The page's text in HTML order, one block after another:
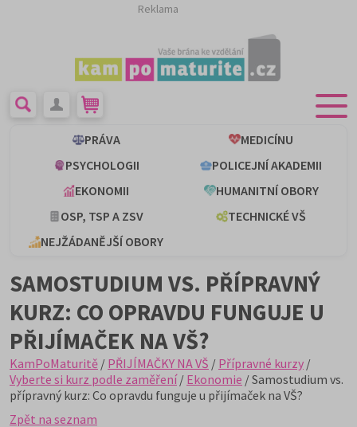
Reklama
PRÁVA
MEDICÍNU
PSYCHOLOGII
POLICEJNÍ AKADEMII
EKONOMII
HUMANITNÍ OBORY
OSP, TSP A ZSV
TECHNICKÉ VŠ
NEJŽÁDANĚJŠÍ OBORY
SAMOSTUDIUM VS. PŘÍPRAVNÝ
KURZ: CO OPRAVDU FUNGUJE U
PŘIJÍMAČEK NA VŠ?
KamPoMaturitě / PŘIJÍMAČKY NA VŠ / Přípravné kurzy /
Vyberte si kurz podle zaměření/ Ekonomie / Samostudium vs.
přípravný kurz: Co opravdu funguje u přijímaček na VŠ?
Zpět na seznam